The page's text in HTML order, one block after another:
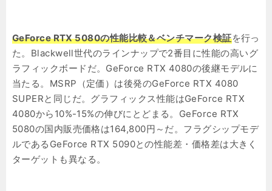
GeForce RTX 5080の性能比較＆ベンチマーク検証を行っ
た。Blackwell世代のラインナップで2番目に性能の高いグ
ラフィックボードだ。GeForce RTX 4080の後継モデルに
当たる。MSRP（定価）は後発のGeForce RTX 4080
SUPERと同じだ。グラフィックス性能はGeForce RTX
4080から10%-15%の伸びにとどまる。GeForce RTX
5080の国内販売価格は164,800円～だ。フラグシップモデ
ルであるGeForce RTX 5090との性能差・価格差は大きく
ターゲットも異なる。